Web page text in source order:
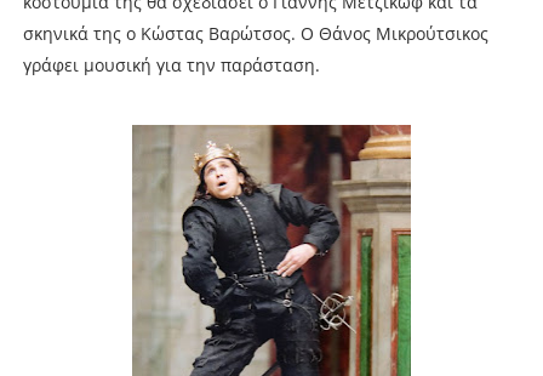
σκηνικά της ο Κώστας Βαρώτσος. Ο Θάνος Μικρούτσικος
γράφει μουσική για την παράσταση.